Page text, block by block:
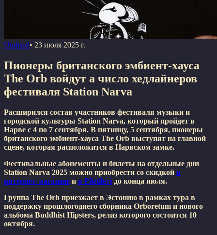
Uudised• 23 июля 2025 г.
Пионеры британского эмбиент-хауса
The Orb войдут а число хедлайнеров
фестиваля Station Narva
Расширился состав участников фестиваля музыки и
городской культуры Station Narva, который пройдет в
Нарве с 4 по 7 сентября. В пятницу, 5 сентября, пионеры
британского эмбиент-хауса The Orb выступят на главной
сцене, которая расположится в Нарвском замке.
Фестивальные абонементы и билеты на отдельные дни
Station Narva 2025 можно приобрести со скидкой в
интернет-магазине и в Piletilevi до конца июля.
Группа The Orb приезжает в Эстонию в рамках тура в
поддержку прошлогоднего сборника Orboretum и нового
альбома Buddhist Hipsters, релиз которого состоится 10
октября.